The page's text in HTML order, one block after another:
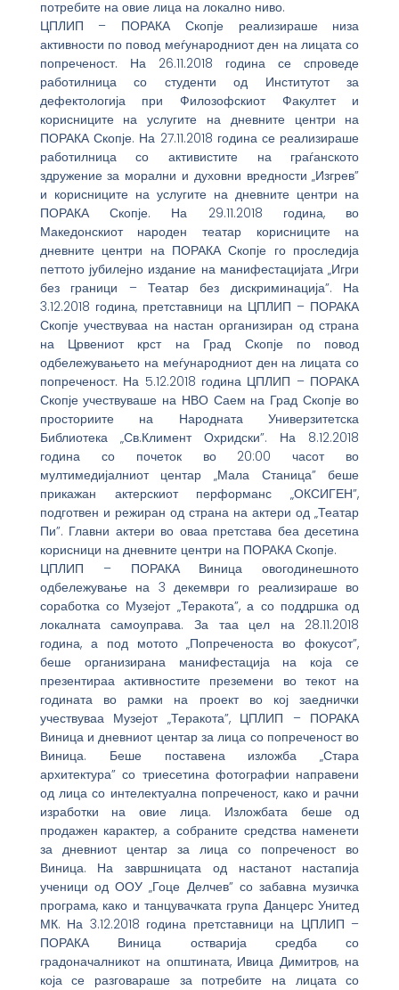
потребите на овие лица на локално ниво.
ЦПЛИП – ПОРАКА Скопје реализираше низа
активности по повод меѓународниот ден на лицата со
попреченост. На 26.11.2018 година се спроведе
работилница со студенти од Институтот за
дефектологија при Филозофскиот Факултет и
корисниците на услугите на дневните центри на
ПОРАКА Скопје. На 27.11.2018 година се реализираше
работилница со активистите на граѓанското
здружение за морални и духовни вредности „Изгрев”
и корисниците на услугите на дневните центри на
ПОРАКА Скопје. На 29.11.2018 година, во
Македонскиот народен театар корисниците на
дневните центри на ПОРАКА Скопје го проследија
петтото јубилејно издание на манифестацијата „Игри
без граници – Театар без дискриминација”. На
3.12.2018 година, претставници на ЦПЛИП – ПОРАКА
Скопје учествуваа на настан организиран од страна
на Црвениот крст на Град Скопје по повод
одбележувањето на меѓународниот ден на лицата со
попреченост. На 5.12.2018 година ЦПЛИП – ПОРАКА
Скопје учествуваше на НВО Саем на Град Скопје во
просториите на Народната Универзитетска
Библиотека „Св.Климент Охридски”. На 8.12.2018
година со почеток во 20:00 часот во
мултимедијалниот центар „Мала Станица” беше
прикажан актерскиот перформанс „ОКСИГЕН”,
подготвен и режиран од страна на актери од „Театар
Пи”. Главни актери во оваа претстава беа десетина
корисници на дневните центри на ПОРАКА Скопје.
ЦПЛИП – ПОРАКА Виница овогодинешното
одбележување на 3 декември го реализираше во
соработка со Музејот „Теракота”, а со поддршка од
локалната самоуправа. За таа цел на 28.11.2018
година, а под мотото „Попреченоста во фокусот”,
беше организирана манифестација на која се
презентираа активностите преземени во текот на
годината во рамки на проект во кој заеднички
учествуваа Музејот „Теракота”, ЦПЛИП – ПОРАКА
Виница и дневниот центар за лица со попреченост во
Виница. Беше поставена изложба „Стара
архитектура” со триесетина фотографии направени
од лица со интелектуална попреченост, како и рачни
изработки на овие лица. Изложбата беше од
продажен карактер, а собраните средства наменети
за дневниот центар за лица со попреченост во
Виница. На завршницата од настанот настапија
ученици од ООУ „Гоце Делчев” со забавна музичка
програма, како и танцувачката група Данцерс Унитед
МК. На 3.12.2018 година претставници на ЦПЛИП –
ПОРАКА Виница остварија средба со
градоначалникот на општината, Ивица Димитров, на
која се разговараше за потребите на лицата со